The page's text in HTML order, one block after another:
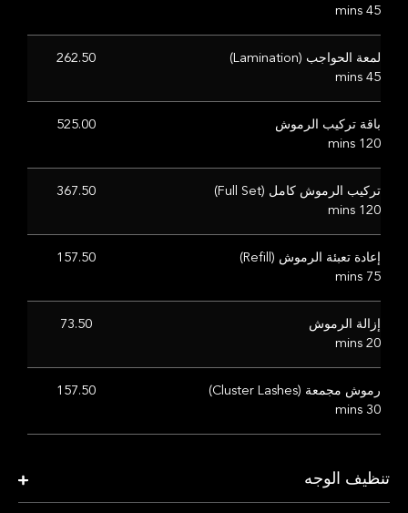
لمعة الحواجب (Lamination)
262.50
باقة تركيب الرموش
525.00
تركيب الرموش كامل (Full Set)
367.50
إعادة تعبئة الرموش (Refill)
157.50
إزالة الرموش
73.50
رموش مجمعة (Cluster Lashes)
157.50
الوجه